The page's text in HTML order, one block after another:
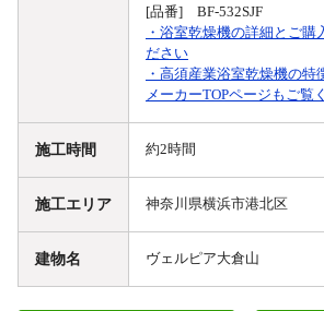
[品番] BF-532SJF
・浴室乾燥機の詳細とご購
ださい
・高須産業浴室乾燥機の特
メーカーTOPページもご覧
施工時間 約2時間
施工エリア 神奈川県横浜市港北区
建物名 ヴェルピア大倉山